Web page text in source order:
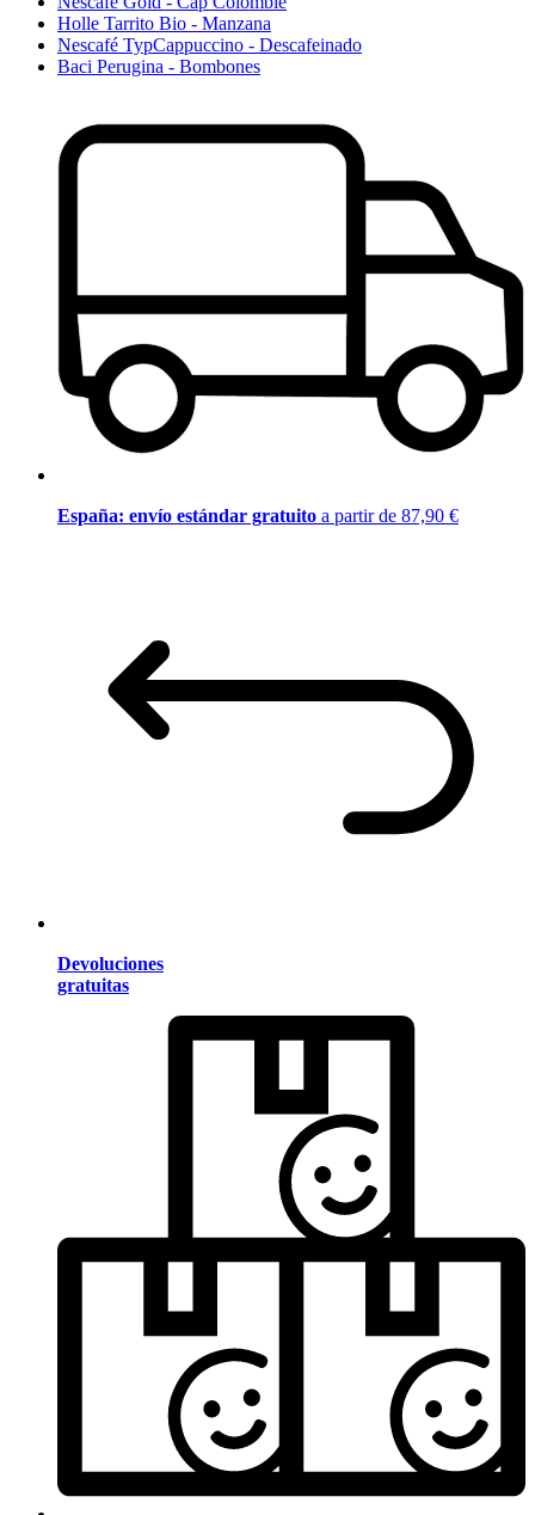
Holle Tarrito Bio - Manzana
Nescafé TypCappuccino - Descafeinado
Baci Perugina - Bombones
España: envío estándar gratuito a partir de 87,90 €
Devoluciones
gratuitas